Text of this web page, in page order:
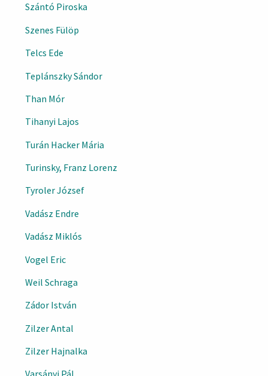
Szántó Piroska
Szenes Fülöp
Telcs Ede
Teplánszky Sándor
Than Mór
Tihanyi Lajos
Turán Hacker Mária
Turinsky, Franz Lorenz
Tyroler József
Vadász Endre
Vadász Miklós
Vogel Eric
Weil Schraga
Zádor István
Zilzer Antal
Zilzer Hajnalka